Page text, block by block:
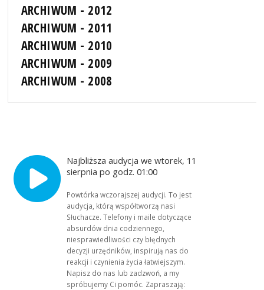
ARCHIWUM - 2012
ARCHIWUM - 2011
ARCHIWUM - 2010
ARCHIWUM - 2009
ARCHIWUM - 2008
Najbliższa audycja we wtorek, 11
sierpnia po godz. 01:00
Powtórka wczorajszej audycji. To jest
audycja, którą współtworzą nasi
Słuchacze. Telefony i maile dotyczące
absurdów dnia codziennego,
niesprawiedliwości czy błędnych
decyzji urzędników, inspirują nas do
reakcji i czynienia życia łatwiejszym.
Napisz do nas lub zadzwoń, a my
spróbujemy Ci pomóc. Zapraszają: